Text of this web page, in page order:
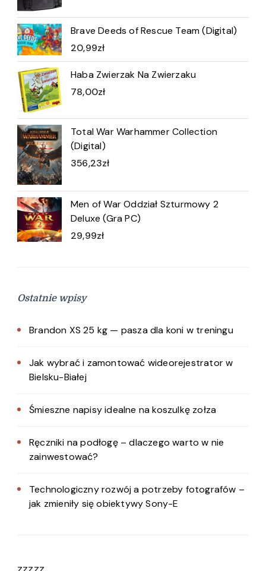
Brave Deeds of Rescue Team (Digital)
20,99zł
Haba Zwierzak Na Zwierzaku
78,00zł
Total War Warhammer Collection
(Digital)
356,23zł
Men of War Oddział Szturmowy 2
Deluxe (Gra PC)
29,99zł
Ostatnie wpisy
Brandon XS 25 kg — pasza dla koni w treningu
Jak wybrać i zamontować wideorejestrator w
Bielsku-Białej
Śmieszne napisy idealne na koszulkę zołza
Ręczniki na podłogę – dlaczego warto w nie
zainwestować?
Technologiczny rozwój a potrzeby fotografów –
jak zmieniły się obiektywy Sony-E